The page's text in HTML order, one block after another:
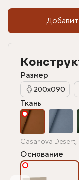
Размер
200х090
Ткань
Casanova
Основание